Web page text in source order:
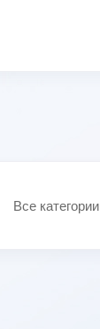
Все категории